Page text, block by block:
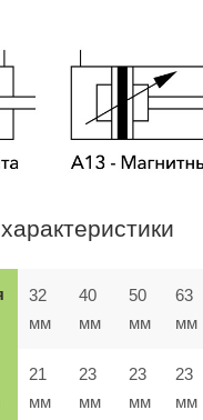
32
мм
40
мм
50
мм
63
мм
21
мм
23
мм
23
мм
23
мм